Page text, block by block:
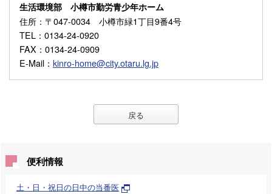
生活環境部 小樽市勤労青少年ホーム
住所 ：〒047-0034 小樽市緑1丁目9番4号
TEL ：0134-24-0920
FAX ：0134-24-0909
E-Mail ： kinro-home@city.otaru.lg.jp
戻る
便利情報
土・日・祝日の日中の当番医